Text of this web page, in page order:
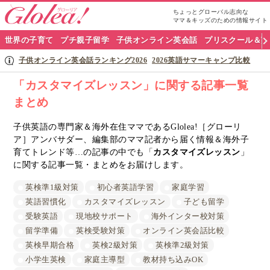
ちょっとグローバル志向な
ママ＆キッズのための情報サイト
グ
ロ
ア
ナ
ビ
世界の子育て プチ親子留学 子供オンライン英会話 プリスクール＆
子供オンライン英会話ランキング2026 2026英語サマーキャンプ比較
「カスタマイズレッスン」に関する記事一覧
まとめ
子供英語の専門家＆海外在住ママであるGlolea!［グローリ
ア］アンバサダー、編集部のママ記者から届く情報＆海外子
育てトレンド等…の記事の中でも「 カスタマイズレッスン 」
に関する記事一覧・まとめをお届けします。
英検準1級対策 初心者英語学習
家庭学習
英語習慣化
カスタマイズレッスン
子ども留学
受験英語
現地校サポート
海外インター校対策
留学準備
英検受験対策
オンライン英会話比較
英検早期合格
英検2級対策
英検準2級対策
小学生英検
家庭主導型
教材持ち込みOK